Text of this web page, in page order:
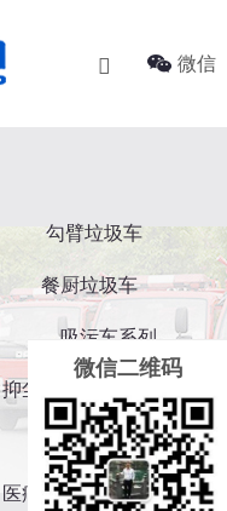
微信

勾臂垃圾车
餐厨垃圾车
吸污车系列
抑尘车
消防洒水车
医疗废物转运车
微信二维码